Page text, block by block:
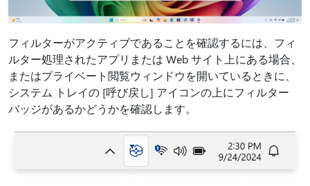
フィルターがアクティブであることを確認するには、フィ
ルター処理されたアプリまたは Web サイト上にある場合、
またはプライベート閲覧ウィンドウを開いているときに、
システム トレイの [呼び戻し] アイコンの上にフィルター
バッジがあるかどうかを確認します。